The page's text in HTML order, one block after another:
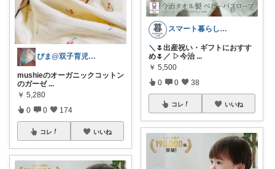
ぴま@双子育児と暮らし🍒
mushieのオーガニックコットン
のガーゼ ...
￥ 5,280
0 0 174
コレ いいね
スマート暮らしラボ
＼🌷出産祝い・ギフトにおすす
め🌷／ ▷今治 ...
￥ 5,500
0 0 38
コレ いいね